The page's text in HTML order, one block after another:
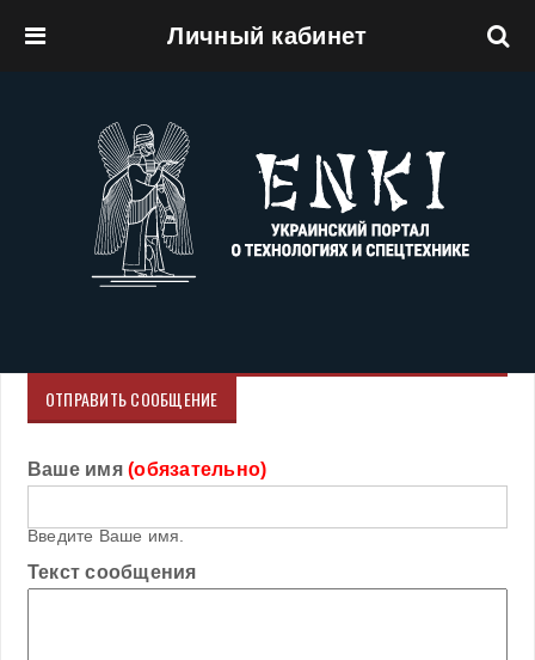
Личный кабинет
ОТПРАВИТЬ СООБЩЕНИЕ
Ваше имя(обязательно)
Введите Ваше имя.
Текст сообщения